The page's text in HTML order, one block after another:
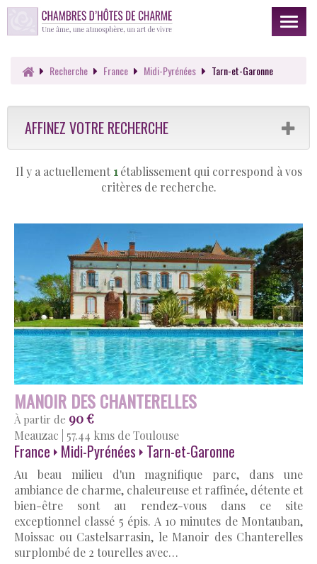
Toggle
Recherche France Midi-Pyrénées Tarn-et-Garonne
AFFINEZ VOTRE RECHERCHE
Il y a actuellement 1établissement qui correspond à vos
critères de recherche.
MANOIR DES CHANTERELLES
À partir de 90 €
Meauzac 57.44 kms de Toulouse
France Midi-Pyrénées Tarn-et-Garonne
Au beau milieu d'un magnifique parc, dans une
ambiance de charme, chaleureuse et raffinée, détente et
bien-être sont au rendez-vous dans ce site
exceptionnel classé 5 épis. A 10 minutes de Montauban,
Moissac ou Castelsarrasin, le Manoir des Chanterelles
surplombé de 2 tourelles avec…